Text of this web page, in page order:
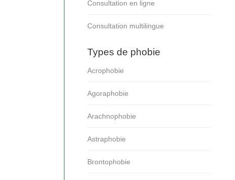
Consultation en ligne
Consultation multilingue
Types de phobie
Acrophobie
Agoraphobie
Arachnophobie
Astraphobie
Brontophobie